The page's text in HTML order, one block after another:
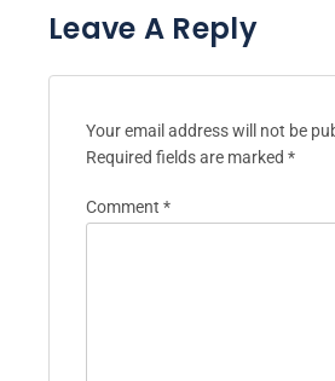
Leave A Reply
Your email address will not be
Required fields are marked *
Comment *